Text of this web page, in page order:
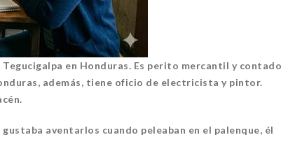
en Honduras. Es perito mercantil y
además, tiene oficio de electricista y pintor.
aventarlos cuando peleaban en el palenque, él
VERDE Y ANIMALIA
EN EL DÍA DE LOS
FCC, UANL.
2022
LA
15 noviembre, 2022